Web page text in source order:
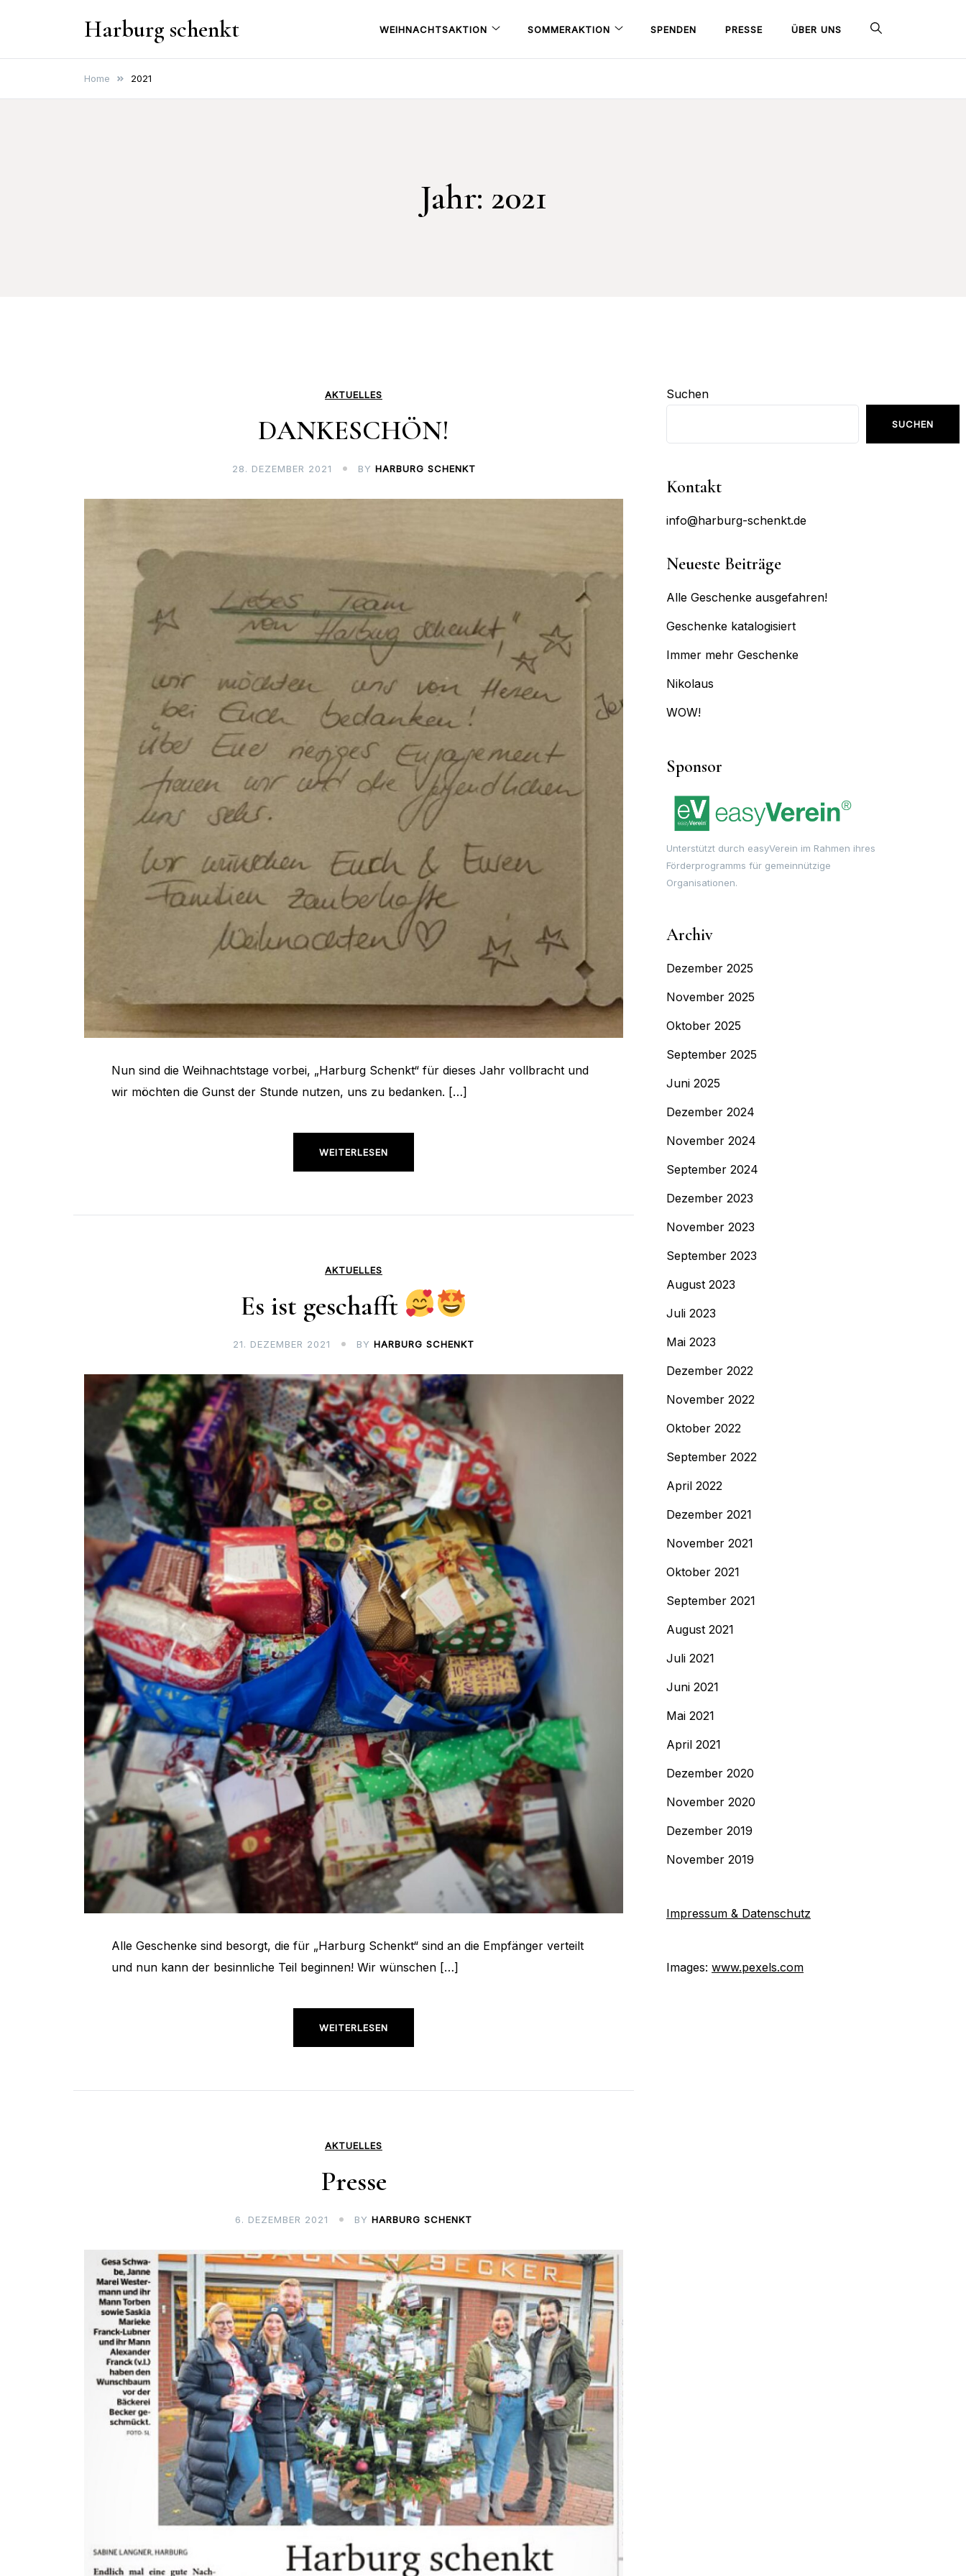
Harburg schenkt WEIHNACHTSAKTION SOMMERAKTION SPENDEN PRESSE ÜBER UNS
Home 2021
Jahr: 2021
AKTUELLES
DANKESCHÖN!
28. DEZEMBER 2021 BY HARBURG SCHENKT
Nun sind die Weihnachtstage vorbei, „Harburg Schenkt“ für dieses Jahr vollbracht und
wir möchten die Gunst der Stunde nutzen, uns zu bedanken. […]
WEITERLESEN
AKTUELLES
Es ist geschafft
21. DEZEMBER 2021 BY HARBURG SCHENKT
Alle Geschenke sind besorgt, die für „Harburg Schenkt“ sind an die Empfänger verteilt
und nun kann der besinnliche Teil beginnen! Wir wünschen […]
WEITERLESEN
AKTUELLES
Presse
6. DEZEMBER 2021 BY HARBURG SCHENKT
Suchen
SUCHEN
Kontakt
info@harburg-schenkt.de
Neueste Beiträge
Alle Geschenke ausgefahren!
Geschenke katalogisiert
Immer mehr Geschenke
Nikolaus
WOW!
Sponsor
Unterstützt durch easyVerein im Rahmen ihres
Förderprogramms für gemeinnützige
Organisationen.
Archiv
Dezember 2025
November 2025
Oktober 2025
September 2025
Juni 2025
Dezember 2024
November 2024
September 2024
Dezember 2023
November 2023
September 2023
August 2023
Juli 2023
Mai 2023
Dezember 2022
November 2022
Oktober 2022
September 2022
April 2022
Dezember 2021
November 2021
Oktober 2021
September 2021
August 2021
Juli 2021
Juni 2021
Mai 2021
April 2021
Dezember 2020
November 2020
Dezember 2019
November 2019
Impressum & Datenschutz
Images: www.pexels.com